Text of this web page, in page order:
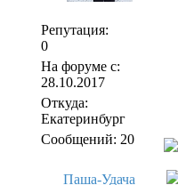
Репутация:
0
На форуме с:
28.10.2017
Откуда:
Екатеринбург
Сообщений: 20
Паша-Удача